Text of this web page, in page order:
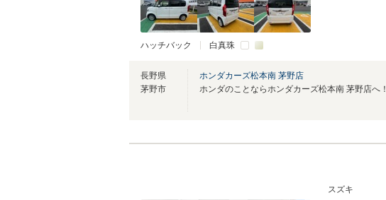
ハッチバック 白真珠
長野県
茅野市
ホンダカーズ松本南 茅野店
ホンダのことならホンダカーズ松本南 茅野店へ！
スズキ